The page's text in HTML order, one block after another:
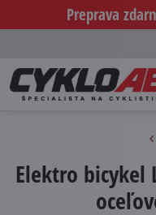
Preprava
Elektro bicykel